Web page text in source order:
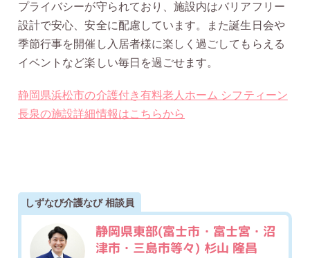
プライバシーが守られており、施設内はバリアフリー
設計で安心、安全に配慮しています。また誕生日会や
季節行事を開催し入居者様に楽しく過ごしてもらえる
イベントなど楽しい毎日を過ごせます。
静岡県浜松市の介護付き有料老人ホーム シフティーン
長泉の施設詳細情報はこちらから
しずなび介護なび 相談員
静岡県東部(富士市・富士宮・沼
津市・三島市等々) 杉山 隆昌